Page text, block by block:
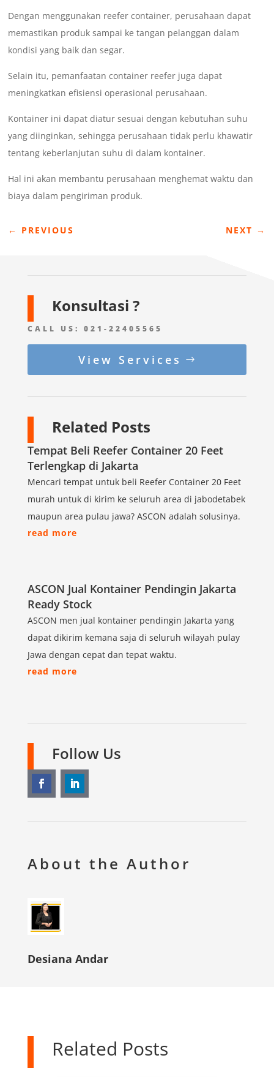
Dengan menggunakan reefer container, perusahaan dapat
memastikan produk sampai ke tangan pelanggan dalam
kondisi yang baik dan segar.
Selain itu, pemanfaatan container reefer juga dapat
meningkatkan efisiensi operasional perusahaan.
Kontainer ini dapat diatur sesuai dengan kebutuhan suhu
yang diinginkan, sehingga perusahaan tidak perlu khawatir
tentang keberlanjutan suhu di dalam kontainer.
Hal ini akan membantu perusahaan menghemat waktu dan
biaya dalam pengiriman produk.
← PREVIOUS NEXT →
Konsultasi ?
CALL US: 021-22405565
View Services
Related Posts
Tempat Beli Reefer Container 20 Feet
Terlengkap di Jakarta
Mencari tempat untuk beli Reefer Container 20 Feet
murah untuk di kirim ke seluruh area di jabodetabek
maupun area pulau jawa? ASCON adalah solusinya.
read more
ASCON Jual Kontainer Pendingin Jakarta
Ready Stock
ASCON men jual kontainer pendingin Jakarta yang
dapat dikirim kemana saja di seluruh wilayah pulay
Jawa dengan cepat dan tepat waktu.
read more
Follow Us
About the Author
Desiana Andar
Related Posts